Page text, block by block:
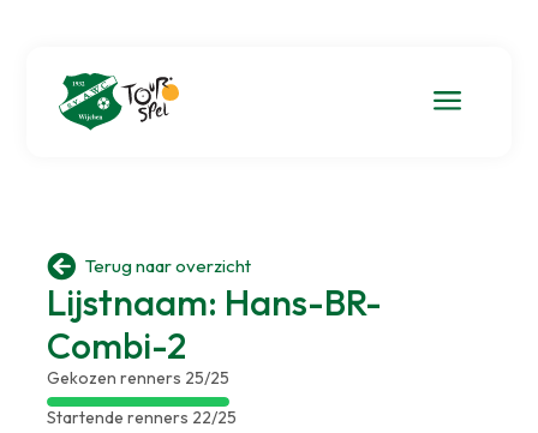
a
 Terug naar overzicht
Lijstnaam: Hans-BR-
Combi-2
Gekozen renners 25/25
Startende renners 22/25